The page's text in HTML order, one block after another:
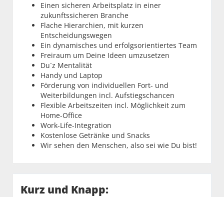
Einen sicheren Arbeitsplatz in einer
zukunftssicheren Branche
Flache Hierarchien, mit kurzen
Entscheidungswegen
Ein dynamisches und erfolgsorientiertes Team
Freiraum um Deine Ideen umzusetzen
Du´z Mentalität
Handy und Laptop
Förderung von individuellen Fort- und
Weiterbildungen incl. Aufstiegschancen
Flexible Arbeitszeiten incl. Möglichkeit zum
Home-Office
Work-Life-Integration
Kostenlose Getränke und Snacks
Wir sehen den Menschen, also sei wie Du bist!
Kurz und Knapp: